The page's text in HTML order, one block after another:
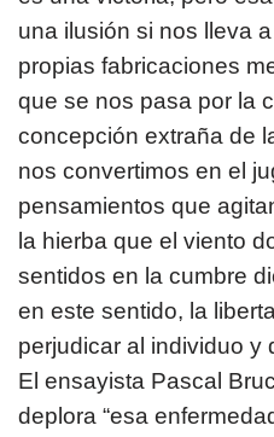
una ilusión si nos lleva
propias fabricaciones
que se nos pasa por la
concepción extraña de
nos convertimos en el
pensamientos que
la hierba que el viento
sentidos en la cumbre
en este sentido, la
perjudicar al individuo y
El ensayista Pascal
deplora “esa